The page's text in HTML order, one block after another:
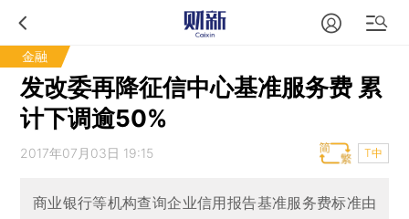
金融
发改委再降征信中心基准服务费 累
计下调逾50%
2017年07月03日 19:15 T中
商业银行等机构查询企业信用报告基准服务费标准由